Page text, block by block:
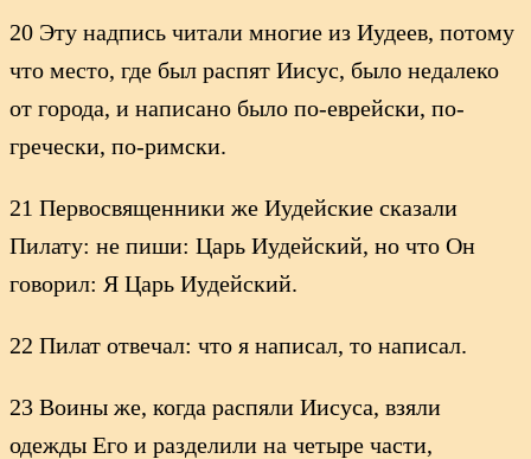
20 Эту надпись читали многие из Иудеев, потому
что место, где был распят Иисус, было недалеко
от города, и написано было по-еврейски, по-
гречески, по-римски.
21 Первосвященники же Иудейские сказали
Пилату: не пиши: Царь Иудейский, но что Он
говорил: Я Царь Иудейский.
22 Пилат отвечал: что я написал, то написал.
23 Воины же, когда распяли Иисуса, взяли
одежды Его и разделили на четыре части,